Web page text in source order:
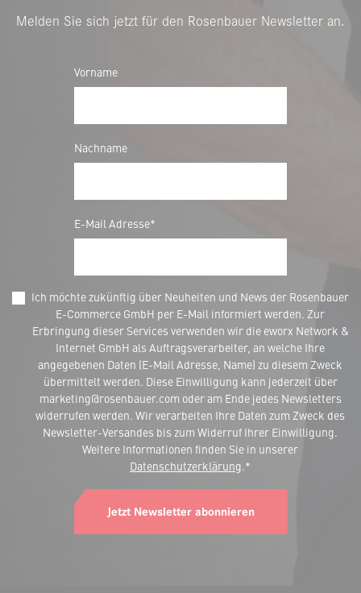
Melden Sie sich jetzt für den Rosenbauer Newsletter an.
Vorname
Nachname
E-Mail Adresse*
Ich möchte zukünftig über Neuheiten und News der Rosenbauer
E-Commerce GmbH per E-Mail informiert werden. Zur
Erbringung dieser Services verwenden wir die eworx Network &
Internet GmbH als Auftragsverarbeiter, an welche Ihre
angegebenen Daten (E-Mail Adresse, Name) zu diesem Zweck
übermittelt werden. Diese Einwilligung kann jederzeit über
marketing@rosenbauer.com oder am Ende jedes Newsletters
widerrufen werden. Wir verarbeiten Ihre Daten zum Zweck des
Newsletter-Versandes bis zum Widerruf Ihrer Einwilligung.
Weitere Informationen finden Sie in unserer
Datenschutzerklärung.*
Jetzt Newsletter abonnieren